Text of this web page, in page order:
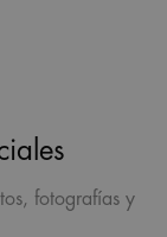
fotografías y